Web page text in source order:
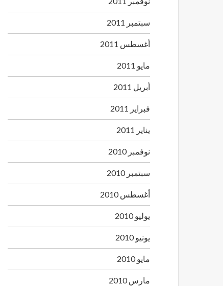
سبتمبر 2011
أغسطس 2011
مايو 2011
أبريل 2011
فبراير 2011
يناير 2011
نوفمبر 2010
سبتمبر 2010
أغسطس 2010
يوليو 2010
يونيو 2010
مايو 2010
مارس 2010